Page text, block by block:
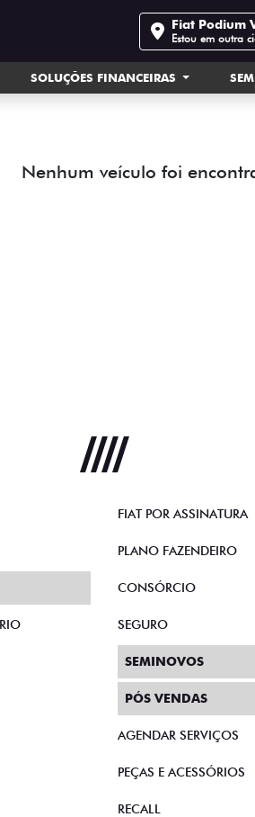
Fiat Podium
Estou em outra
SOLUÇÕES FINANCEIRAS
Nenhum veículo foi
FIAT POR ASSINATURA
PLANO FAZENDEIRO
CONSÓRCIO
SEGURO
SEMINOVOS
PÓS VENDAS
AGENDAR SERVIÇOS
PEÇAS E ACESSÓRIOS
RECALL